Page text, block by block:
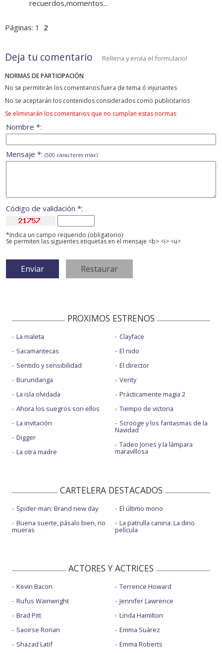
recuerdos,momentos...
Páginas: 1 2
Deja tu comentario Rellena y envía el formulario!
NORMAS DE PARTICIPACIÓN
No se permitirán los comentarios fuera de tema ó injuriantes
No se aceptarán los contenidos considerados como publicitarios
Se eliminarán los comentarios que no cumplan estas normas
Nombre *:
Mensaje *: (500 caracteres máx)
Código de validación *:
*Indica un campo requerido (obligatorio)
Se permiten las siguientes etiquetas en el mensaje <b> <i> <u>
PROXIMOS ESTRENOS
La maleta
Sacamantecas
Sentido y sensibilidad
Burundanga
La isla olvidada
Ahora los suegros son ellos
La invitación
Digger
La otra madre
Clayface
El nido
El director
Verity
Prácticamente magia 2
Tiempo de victoria
Scrooge y los fantasmas de la
Navidad
Tadeo Jones y la lámpara
maravillosa
CARTELERA DESTACADOS
Spider-man: Brand new day
Buena suerte, pásalo bien, no
mueras
El último mono
La patrulla canina: La dino
película
ACTORES Y ACTRICES
Kevin Bacon
Rufus Wainwright
Brad Pitt
Saoirse Ronan
Shazad Latif
Terrence Howard
Jennifer Lawrence
Linda Hamilton
Emma Suárez
Emma Roberts